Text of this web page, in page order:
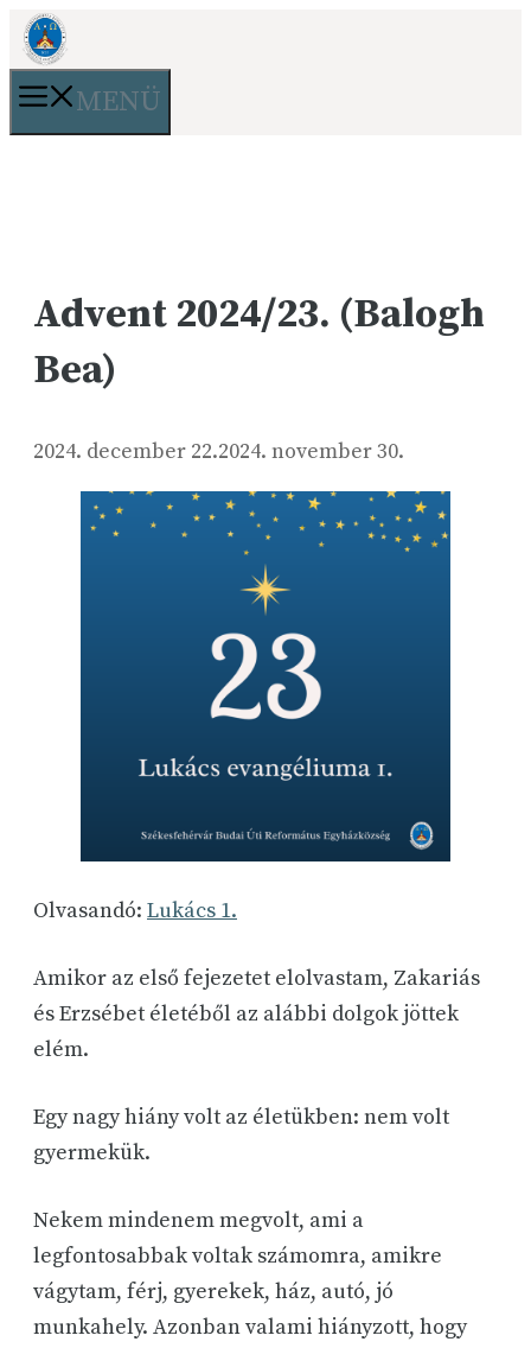
Kilépés
tartalombaMENÜ
Advent 2024/23. (Balogh
Bea)
2024. december 22.2024. november 30.
Olvasandó: Lukács 1.
Amikor az első fejezetet elolvastam, Zakariás
és Erzsébet életéből az alábbi dolgok jöttek
elém.
Egy nagy hiány volt az életükben: nem volt
gyermekük.
Nekem mindenem megvolt, ami a
legfontosabbak voltak számomra, amikre
vágytam, férj, gyerekek, ház, autó, jó
munkahely. Azonban valami hiányzott, hogy